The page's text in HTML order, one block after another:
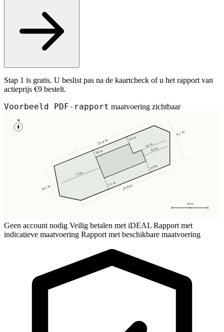
Stap 1 is gratis. U beslist pas na de kaartcheck of u het rapport van
actieprijs €9 bestelt.
Voorbeeld PDF-rapport maatvoering zichtbaar
N
10 m
3,8 m
3,8 m
5,1 m
2,9 m
7,2 m
3,4 m
4,1 m
25,4 m
23,8 m
8,2 m
9,1 m
Geen account nodig Veilig betalen met iDEAL Rapport met
indicatieve maatvoering Rapport met beschikbare maatvoering